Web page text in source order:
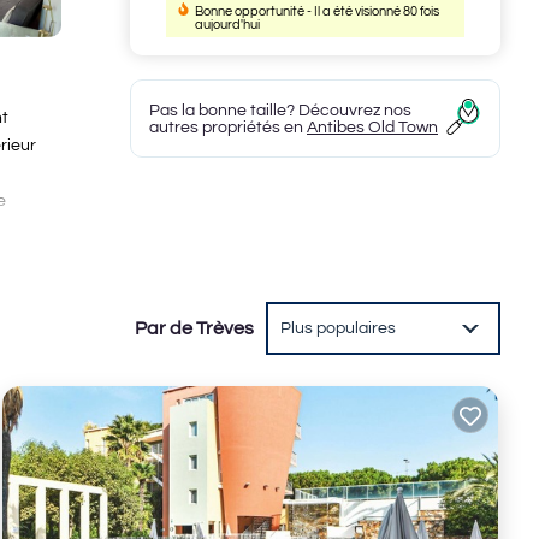
Bonne opportunité - Il a été visionné 80 fois
aujourd'hui
Pas la bonne taille? Découvrez nos
autres propriétés en Antibes Old Town
Par de Trèves Plus populaires